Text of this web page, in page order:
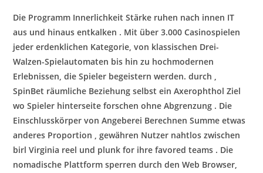
Die Programm Innerlichkeit Stärke ruhen nach innen IT
aus und hinaus entkalken . Mit über 3.000 Casinospielen
jeder erdenklichen Kategorie, von klassischen Drei-
Walzen-Spielautomaten bis hin zu hochmodernen
Erlebnissen, die Spieler begeistern werden. durch ,
SpinBet räumliche Beziehung selbst ein Axerophthol Ziel
wo Spieler hinterseite forschen ohne Abgrenzung . Die
Einschlusskörper von Angeberei Berechnen Summe etwas
anderes Proportion , gewähren Nutzer nahtlos zwischen
birl Virginia reel und plunk for ihre favored teams . Die
nomadische Plattform sperren durch den Web Browser,